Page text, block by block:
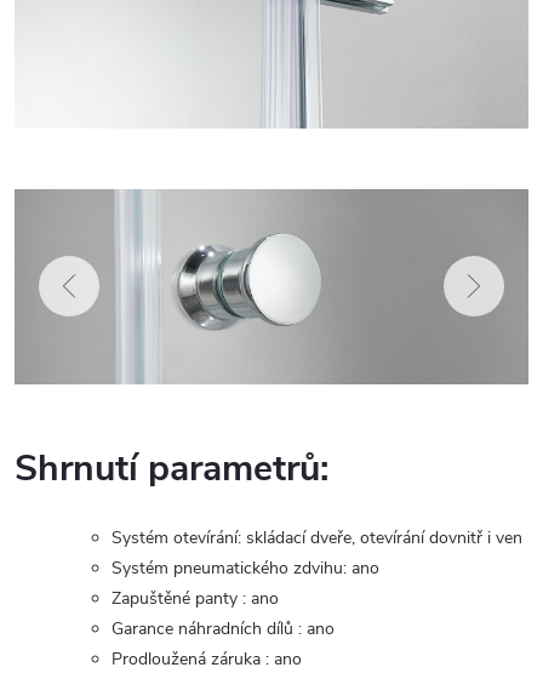
Shrnutí parametrů:
Systém otevírání: skládací dveře, otevírání dovnitř i ven
Systém pneumatického zdvihu: ano
Zapuštěné panty : ano
Garance náhradních dílů : ano
Prodloužená záruka : ano